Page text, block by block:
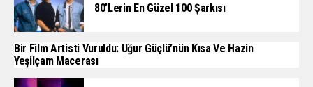
80’lerin En Güzel 100 Şarkısı
Bir Film Artisti Vuruldu: Uğur Güçlü’nün Kısa Ve Hazin
Yeşilçam Macerası